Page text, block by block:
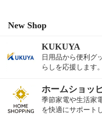
New Shop
KUKUYA
日用品から便利グ
らしを応援します。
ホームショッ
季節家電や生活家
を快適にサポート